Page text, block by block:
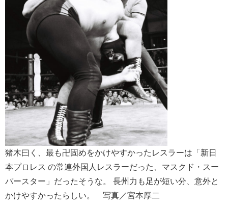
猪木曰く、最も卍固めをかけやすかったレスラーは「新日
本プロレス の常連外国人レスラーだった、マスクド・スー
パースター」だったそうな。 長州力も足が短い分、意外と
かけやすかったらしい。 写真／宮本厚二